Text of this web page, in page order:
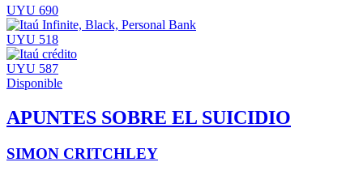
UYU 690
UYU 518
UYU 587
Disponible
APUNTES SOBRE EL SUICIDIO
SIMON CRITCHLEY